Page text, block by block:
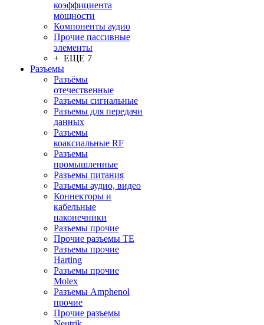
коэффициента
мощности
Компоненты аудио
Прочие пассивные
элементы
+ ЕЩЕ 7
Разъeмы
Разъёмы
отечественные
Разъeмы сигнальные
Разъeмы для передачи
данных
Разъeмы
коаксиальные RF
Разъeмы
промышленные
Разъeмы питания
Разъeмы аудио, видео
Коннекторы и
кабельные
наконечники
Разъeмы прочие
Прочие разъемы TE
Разъемы прочие
Harting
Разъемы прочие
Molex
Разъемы Amphenol
прочие
Прочие разъемы